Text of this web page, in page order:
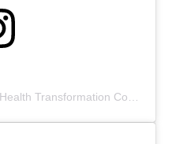
A post shared by Leah Hope | Health Transformation Coach (@leahhopehealth)